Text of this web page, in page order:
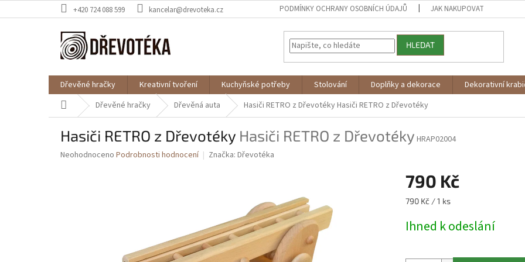
na
+420 724 088 599 kancelar@drevoteka.cz PODMÍNKY OCHRANY OSOBNÍCH ÚDAJŮ JAK NAKUPOVAT
HLEDAT
Dřevěné hračky Kreativní tvoření Kuchyňské potřeby Stolování Doplňky a dekorace Dekorativní
Domů Dřevěné hračky Dřevěná auta Hasiči RETRO z DřevotékyHasiči RETRO z Dřevotéky
Hasiči RETRO z Dřevotéky Hasiči RETRO z Dřevotéky HRAP02004
Průměrné
Neohodnoceno Podrobnosti hodnocení Značka: Dřevotéka
790 Kč
Měrná
790 Kč / 1 ks
Ihned k odeslání